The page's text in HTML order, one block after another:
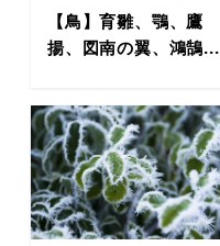
【鳥】育雛、鶚、鷹
揚、図南の翼、鴻鵠...